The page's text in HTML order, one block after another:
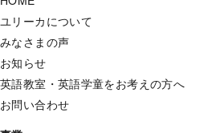
ユリーカについて
みなさまの声
お知らせ
英語教室・英語学童をお考えの方へ
お問い合わせ